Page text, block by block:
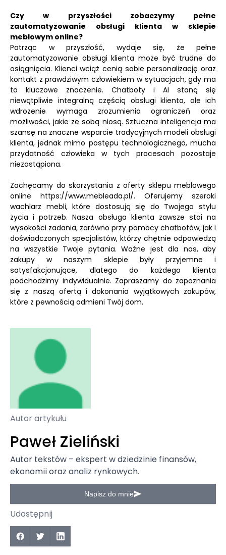
Czy w przyszłości zobaczymy pełne
zautomatyzowanie obsługi klienta w sklepie
meblowym online?
Patrząc w przyszłość, wydaje się, że pełne
zautomatyzowanie obsługi klienta może być trudne do
osiągnięcia. Klienci wciąż cenią sobie personalizację oraz
kontakt z prawdziwym człowiekiem w sytuacjach, gdy ma
to kluczowe znaczenie. Chatboty i AI staną się
niewątpliwie integralną częścią obsługi klienta, ale ich
wdrożenie wymaga zrozumienia ograniczeń oraz
możliwości, jakie ze sobą niosą. Sztuczna inteligencja ma
szansę na znaczne wsparcie tradycyjnych modeli obsługi
klienta, jednak mimo postępu technologicznego, mucha
przydatność człowieka w tych procesach pozostaje
niezastąpiona.
Zachęcamy do skorzystania z oferty sklepu meblowego
online https://www.mebleada.pl/. Oferujemy szeroki
wachlarz mebli, które dostosują się do Twojego stylu
życia i potrzeb. Nasza obsługa klienta zawsze stoi na
wysokości zadania, zarówno przy pomocy chatbotów, jak i
doświadczonych specjalistów, którzy chętnie odpowiedzą
na wszystkie Twoje pytania. Ważne jest dla nas, aby
zakupy w naszym sklepie były przyjemne i
satysfakcjonujące, dlatego do każdego klienta
podchodzimy indywidualnie. Zapraszamy do zapoznania
się z naszą ofertą i dokonania wyjątkowych zakupów,
które z pewnością odmieni Twój dom.
Autor artykułu
Paweł Zieliński
Autor tekstów – ekspert w dziedzinie finansów,
ekonomii oraz analiz rynkowych.
Napisz do mnie
Udostępnij